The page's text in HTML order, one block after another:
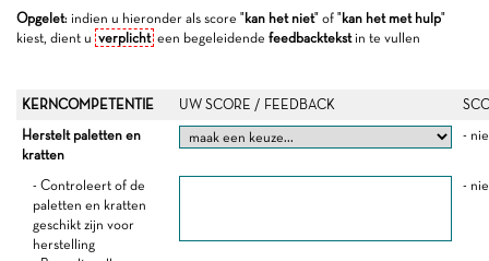
Opgelet: indien u hieronder als score "kan het niet" of "kan het met hulp"
kiest, dient u verplicht een begeleidende feedbacktekstin te vullen
KERNCOMPETENTIE UW SCORE / FEEDBACK
Herstelt paletten en
kratten
-
- Controleert of de
paletten en kratten
geschikt zijn voor
herstelling
-